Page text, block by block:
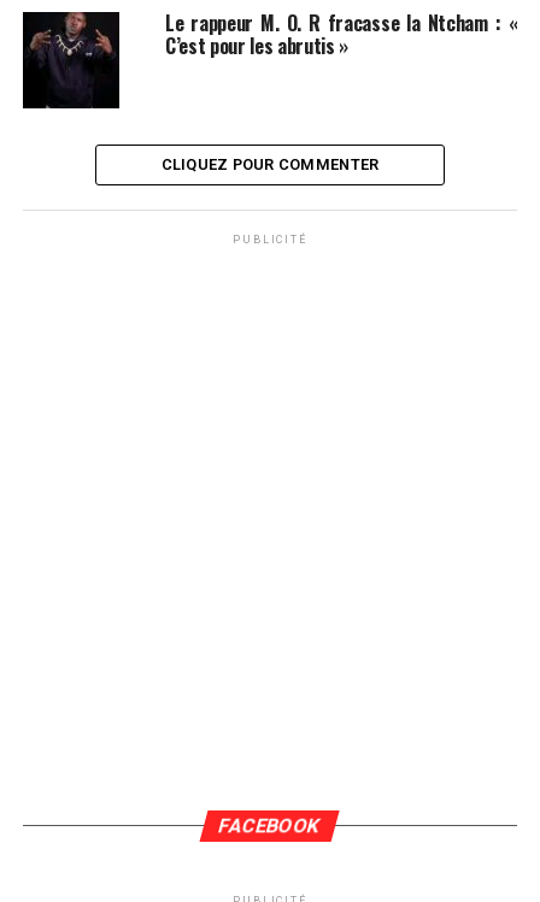
Le rappeur M. O. R fracasse la Ntcham : «
C’est pour les abrutis »
CLIQUEZ POUR COMMENTER
PUBLICITÉ
FACEBOOK